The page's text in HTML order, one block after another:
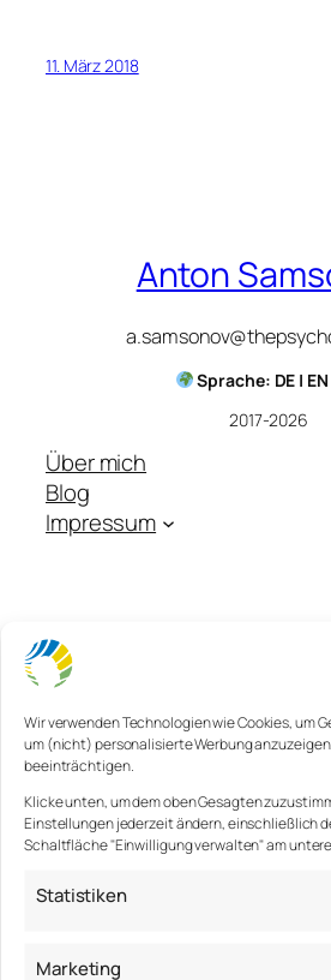
Wir verwenden Technologien wie Cookies, um
um (nicht) personalisierte Werbung
beeinträchtigen.
Klicke unten, um dem oben Gesagten
Einstellungen jederzeit ändern, einschließlich
Schaltfläche "Einwilligung verwalten" am
Statistiken
Marketing
11. März 2018
Anton
Sprache: DE | EN
2017-2026
Über mich
Blog
Impressum